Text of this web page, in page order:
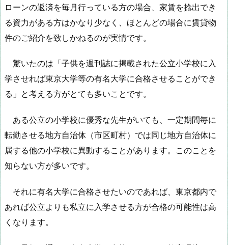
ローンの返済を毎月行っている方の場合、家賃を捻出でき
る資力がある方はかなり少なく、ほとんどの場合に賃貸物
件のご紹介を致しかねるのが実情です。
驚いたのは「子供を週刊誌に掲載された公立小学校に入
学させれば東京大学等の有名大学に合格させることができ
る」と考える方がとても多いことです。
ある公立の小学校に優秀な先生がいても、一定期間毎に
転勤させる地方自治体（市区町村）では同じ地方自治体に
属する他の小学校に異動することがあります。このことを
知らない方が多いです。
それに有名大学に合格させたいのであれば、東京都内で
あれば公立よりも私立に入学させる方が合格の可能性は高
くなります。